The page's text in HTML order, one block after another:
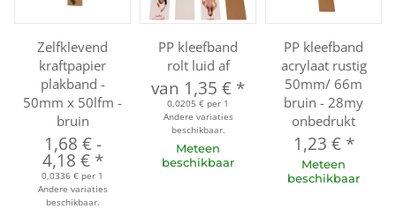
Zelfklevend
kraftpapier
plakband -
50mm x 50lfm -
bruin
1,68 €-
4,18 € *
0,0336 € per 1
Andere variaties
beschikbaar.
PP kleefband
rolt luid af
van 1,35 € *
0,0205 € per 1
Andere variaties
beschikbaar.
Meteen
beschikbaar
PP kleefband
acrylaat rustig
50mm/ 66m
bruin - 28my
onbedrukt
1,23 € *
Meteen
beschikbaar